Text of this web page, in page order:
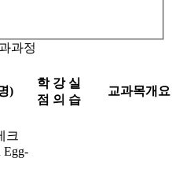
과정
)
학
점
강
의
실
습
교과목개요
크
Egg-